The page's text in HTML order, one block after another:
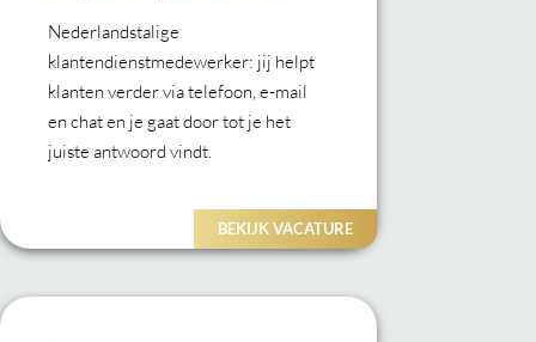
Nederlandstalige
klantendienstmedewerker: jij helpt
klanten verder via telefoon, e-mail
en chat en je gaat door tot je het
juiste antwoord vindt.
BEKIJK VACATURE